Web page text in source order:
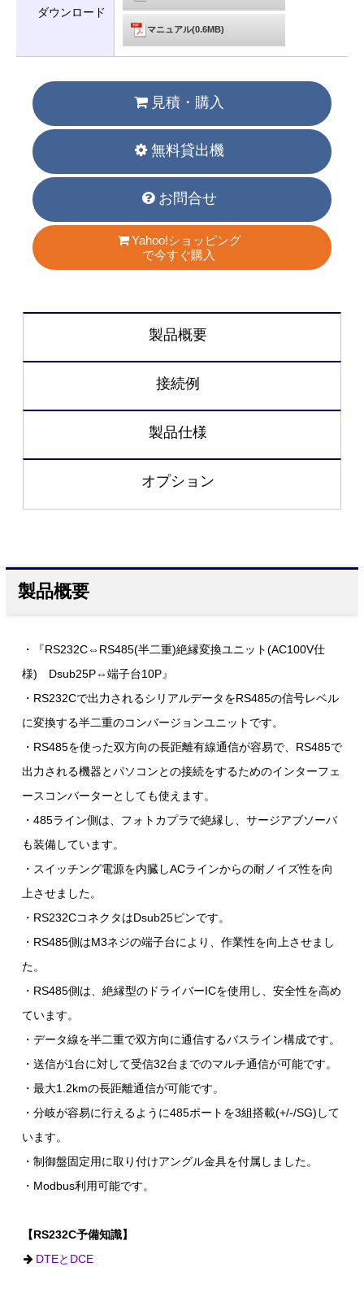
ダウンロード
マニュアル(0.6MB)
見積・購入
無料貸出機
お問合せ
Yahoo!ショッピング
で今すぐ購入
製品概要
接続例
製品仕様
オプション
製品概要
・『RS232C⇔RS485(半二重)絶縁変換ユニット(AC100V仕
様) Dsub25P⇔端子台10P』
・RS232Cで出力されるシリアルデータをRS485の信号レベル
に変換する半二重のコンバージョンユニットです。
・RS485を使った双方向の長距離有線通信が容易で、RS485で
出力される機器とパソコンとの接続をするためのインターフェ
ースコンバーターとしても使えます。
・485ライン側は、フォトカプラで絶縁し、サージアブソーバ
も装備しています。
・スイッチング電源を内臓しACラインからの耐ノイズ性を向
上させました。
・RS232CコネクタはDsub25ピンです。
・RS485側はM3ネジの端子台により、作業性を向上させまし
た。
・RS485側は、絶縁型のドライバーICを使用し、安全性を高め
ています。
・データ線を半二重で双方向に通信するバスライン構成です。
・送信が1台に対して受信32台までのマルチ通信が可能です。
・最大1.2kmの長距離通信が可能です。
・分岐が容易に行えるように485ポートを3組搭載(+/-/SG)して
います。
・制御盤固定用に取り付けアングル金具を付属しました。
・Modbus利用可能です。
【RS232C予備知識】
DTEとDCE